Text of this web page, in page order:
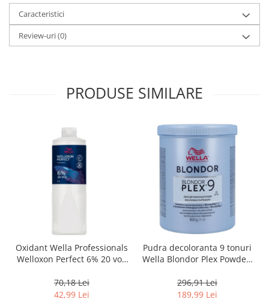
Caracteristici
Review-uri(0)
PRODUSE SIMILARE
Oxidant Wella Professionals
Welloxon Perfect 6% 20 vol,
70,18 Lei
42,99 Lei
Pudra decoloranta 9 tonuri
Wella Blondor Plex Powder,
296,91 Lei
189,99 Lei